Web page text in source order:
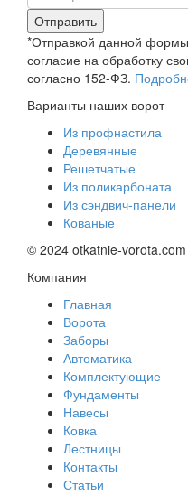
Отправить
*Отправкой данной
согласие на обработку
согласно 152-ФЗ.
Варианты наших ворот
Из профнастила
Деревянные
Решетчатые
Из поликарбоната
Из сэндвич-панели
Кованые
© 2024 otkatnie-vorota.com
Компания
Главная
Ворота
Заборы
Автоматика
Комплектующие
Фундаменты
Навесы
Ковка
Лестницы
Контакты
Статьи